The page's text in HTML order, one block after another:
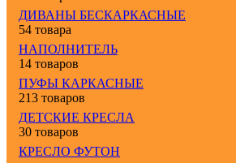
ДИВАНЫ БЕСКАРКАСНЫЕ
54 товара
НАПОЛНИТЕЛЬ
14 товаров
ПУФЫ КАРКАСНЫЕ
213 товаров
ДЕТСКИЕ КРЕСЛА
30 товаров
КРЕСЛО ФУТОН